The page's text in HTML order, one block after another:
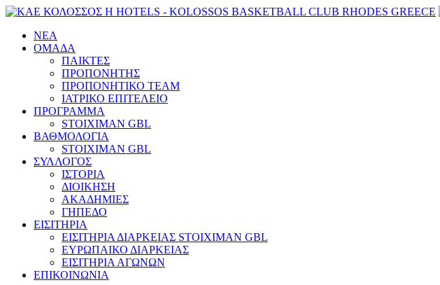
ΝΕΑ
ΟΜΑΔΑ
ΠΑΙΚΤΕΣ
ΠΡΟΠΟΝΗΤΗΣ
ΠΡΟΠΟΝΗΤΙΚΟ TEAM
ΙΑΤΡΙΚΟ ΕΠΙΤΕΛΕΙΟ
ΠΡΟΓΡΑΜΜΑ
STOIXIMAN GBL
ΒΑΘΜΟΛΟΓΙΑ
STOIXIMAN GBL
ΣΥΛΛΟΓΟΣ
ΙΣΤΟΡΙΑ
ΔΙΟΙΚΗΣΗ
ΑΚΑΔΗΜΙΕΣ
ΓΗΠΕΔΟ
ΕΙΣΙΤΗΡΙΑ
ΕΙΣΙΤΗΡΙΑ ΔΙΑΡΚΕΙΑΣ STOIXIMAN GBL
ΕΥΡΩΠΑΙΚΟ ΔΙΑΡΚΕΙΑΣ
ΕΙΣΙΤΗΡΙΑ ΑΓΩΝΩΝ
ΕΠΙΚΟΙΝΩΝΙΑ